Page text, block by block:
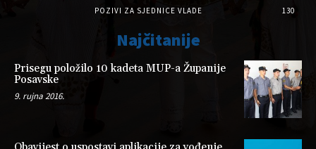
POZIVI ZA SJEDNICE VLADE
130
Najčitanije
Prisegu položilo 10 kadeta MUP-a Županije
Posavske
9. rujna 2016.